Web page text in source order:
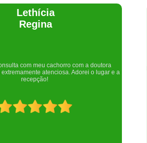
Joelma Lilian
Sempre serei grata pelo que fizeram por
nós!